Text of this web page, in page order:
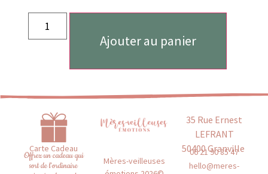
Ajouter au panier
Carte Cadeau
Offrez un cadeau qui
sort de l'ordinaire
Mères-veilleuses
35 Rue Ernest
LEFRANT
50400 Granville
06 21 90 85 47
hello@meres-